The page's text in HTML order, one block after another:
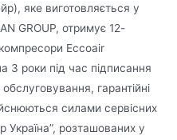
яке виготовляється у
GROUP, отримує 12-
Eccoair
3 роки під час підписання
гарантійні
силами сервісних
Україна”, розташованих у